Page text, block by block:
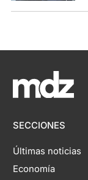
SECCIONES
Últimas noticias
Economía